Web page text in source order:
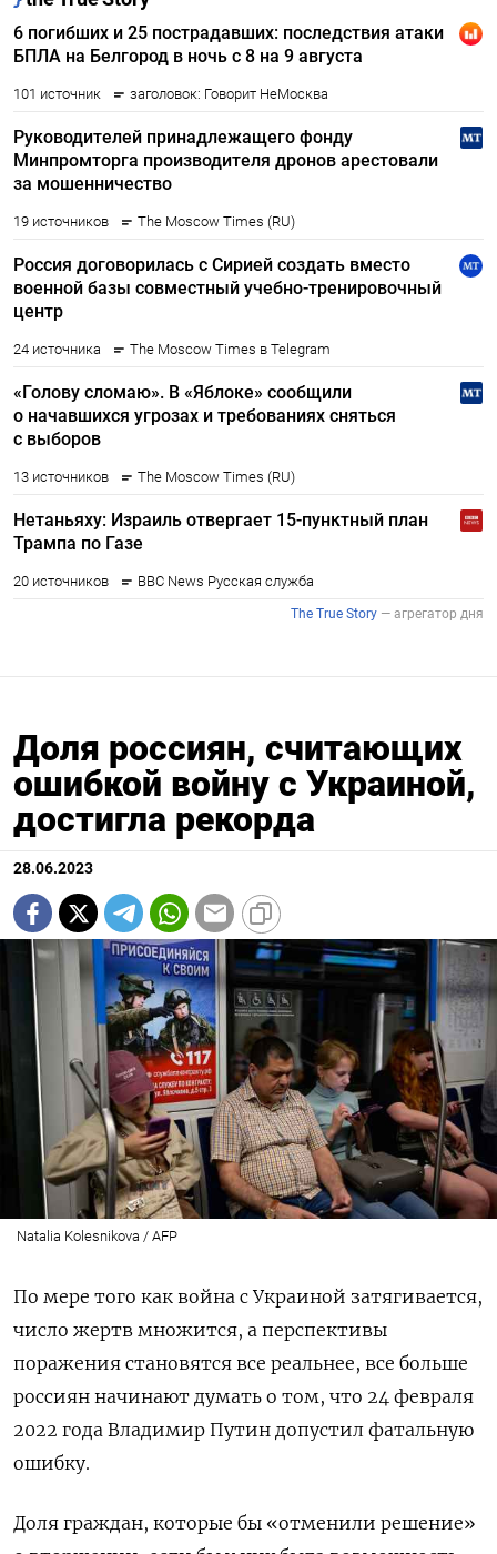
Доля россиян, считающих
ошибкой войну с Украиной,
достигла рекорда
28.06.2023
Natalia Kolesnikova / AFP
По мере того как война с Украиной затягивается,
число жертв множится, а перспективы
поражения становятся все реальнее, все больше
россиян начинают думать о том, что 24 февраля
2022 года Владимир Путин допустил фатальную
ошибку.
Доля граждан, которые бы «отменили решение»